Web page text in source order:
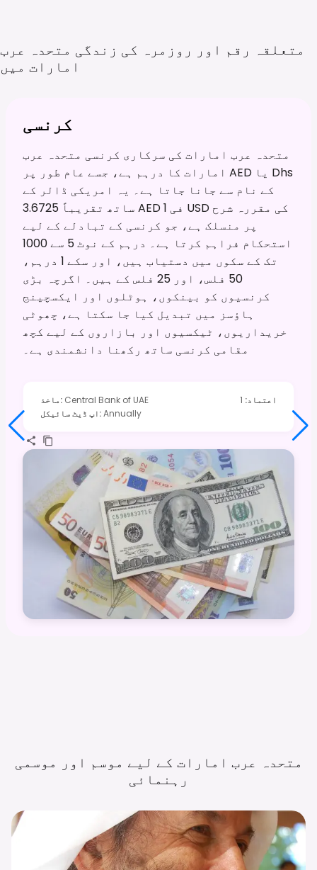
متعلقہ رقم اور روزمرہ کی زندگی متحدہ عرب
امارات میں
کرنسی
متحدہ عرب امارات کی سرکاری کرنسی متحدہ عرب
امارات کا درہم ہے، جسے عام طور پر AED یا Dhs
کے نام سے جانا جاتا ہے۔ یہ امریکی ڈالر کے
ساتھ تقریباً 3.6725 AED فی 1 USD کی مقررہ شرح
پر منسلک ہے، جو کرنسی کے تبادلے کے لیے
استحکام فراہم کرتا ہے۔ درہم کے نوٹ 5 سے 1000
تک کے سکوں میں دستیاب ہیں، اور سکے 1 درہم،
50 فلس، اور 25 فلس کے ہیں۔ اگرچہ بڑی
کرنسیوں کو بینکوں، ہوٹلوں اور ایکسچینج
ہاؤسز میں تبدیل کیا جا سکتا ہے، چھوٹی
خریداریوں، ٹیکسیوں اور بازاروں کے لیے کچھ
مقامی کرنسی ساتھ رکھنا دانشمندی ہے۔
ماخذ: Central Bank of UAE اعتماد:
1
اپ ڈیٹ سائیکل:Annually
متحدہ عرب امارات کے لیے موسم اور موسمی
رہنمائی